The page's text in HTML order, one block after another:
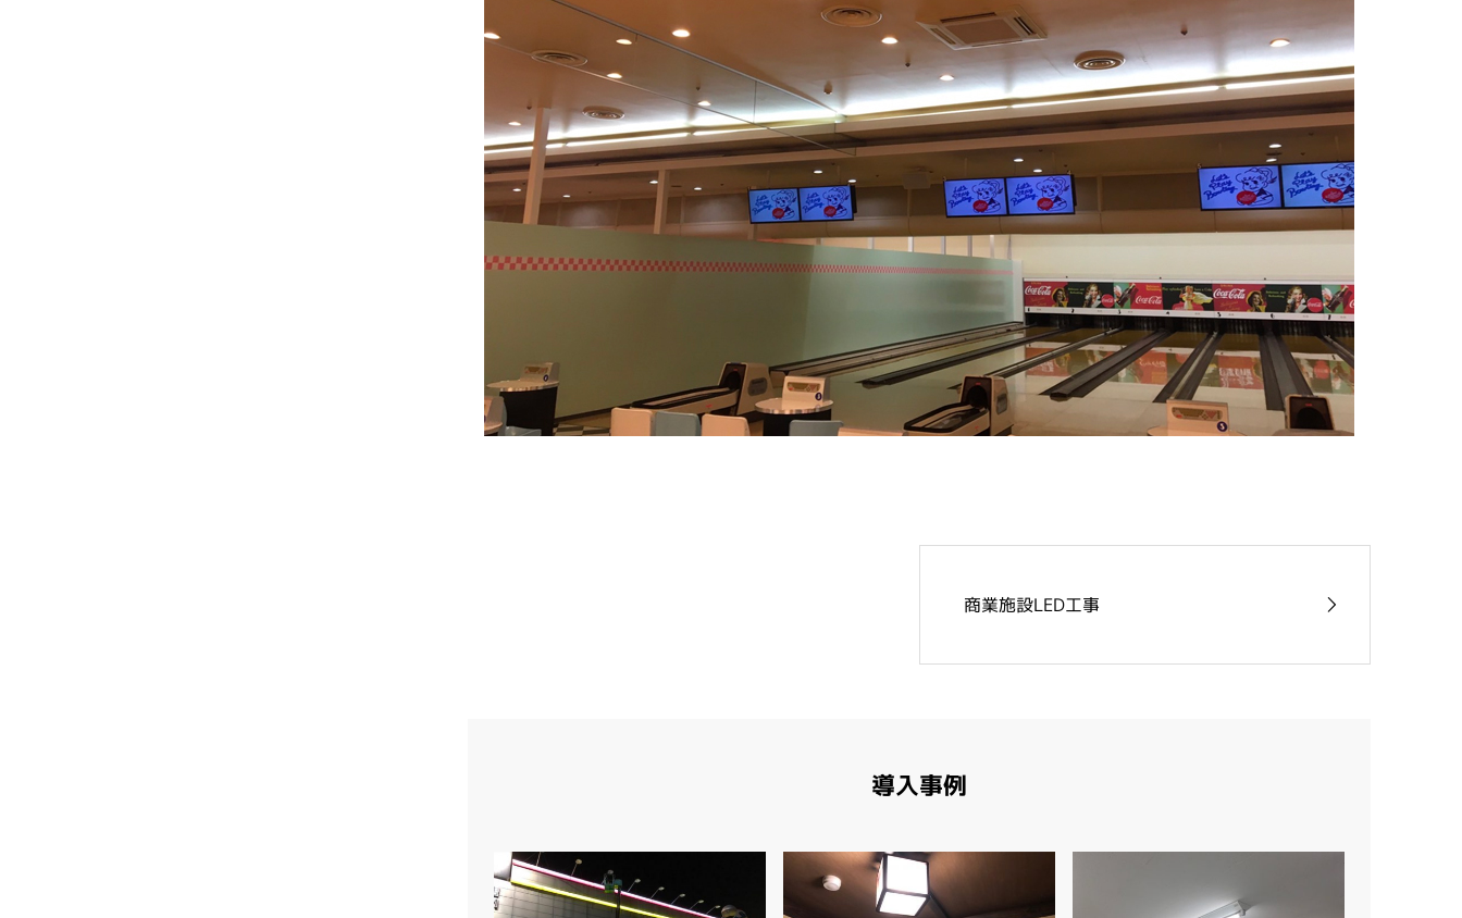
商業施設LED工事
導入事例